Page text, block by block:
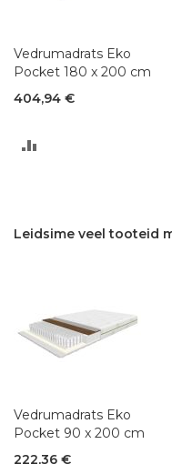
Vedrumadrats Eko
Pocket 180 x 200 cm
404,94 €
Leidsime veel tooteid
Vedrumadrats Eko
Pocket 90 x 200 cm
222,36 €